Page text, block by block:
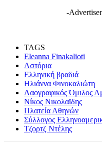
-
TAGS
Eleanna Finakalioti
Αστόρια
Ελληνική βραδιά
Ηλιάννα Φινοκαλιώτη
Λαογραφικός Όμιλος
Νίκος Νικολαϊδης
Πλατεία Αθηνών
Σύλλογος
Τζορτζ Ντέλης